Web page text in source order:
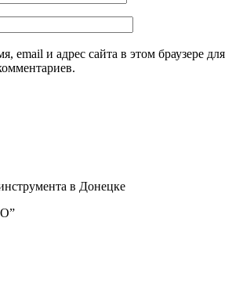
email и адрес сайта в этом браузере для
в Донецке